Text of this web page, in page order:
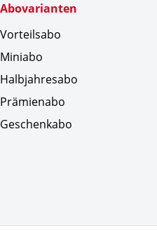
Abovarianten
Vorteilsabo
Miniabo
Halbjahresabo
Prämienabo
Geschenkabo